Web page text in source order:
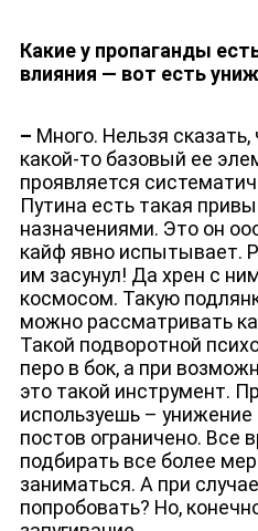
Какие у пропаганды
влияния — вот есть
– Много. Нельзя
какой-то базовый ее
проявляется
Путина есть такая
назначениями. Это он
кайф явно испытывает.
им засунул! Да хрен с
космосом. Такую
можно рассматривать
Такой подворотной
перо в бок, а при
это такой инструмент.
используешь –
постов ограничено. Все
подбирать все более
заниматься. А при
попробовать? Но,